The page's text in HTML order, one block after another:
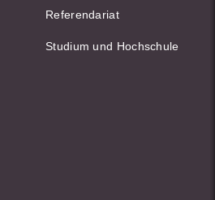
Referendariat
Studium und Hochschule